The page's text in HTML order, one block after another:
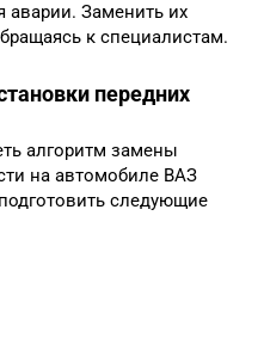
аварии. Заменить их
к специалистам.
передних
алгоритм замены
на автомобиле ВАЗ
следующие